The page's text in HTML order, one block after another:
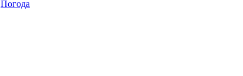
Погода